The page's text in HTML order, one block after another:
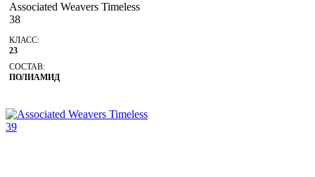
Associated Weavers Timeless
38
КЛАСС:
23
СОСТАВ:
ПОЛИАМИД